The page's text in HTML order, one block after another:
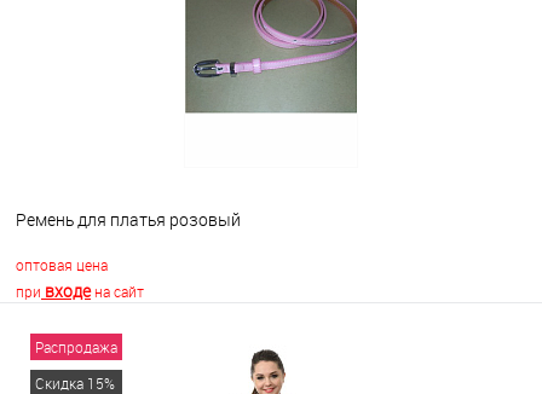
Недоступно
Ремень для платья розовый
оптовая цена
при входена сайт
В корзину
Распродажа
Скидка 15%